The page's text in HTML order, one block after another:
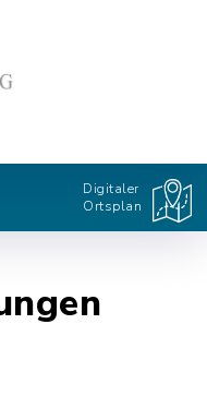
Digitaler
Ortsplan